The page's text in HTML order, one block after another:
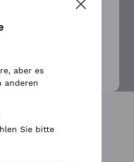
Chardonnay
Bestimmungen
aber es
anderen
Sie bitte